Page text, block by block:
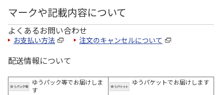
マークや記載内容について
よくあるお問い合わせ
お支払い方法 注文のキャンセルについて
配送情報について
ゆうパック等でお届けしま
す
ゆうパケットでお届けします